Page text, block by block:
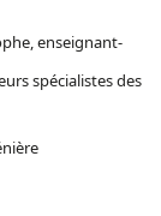
enseignant-
spécialistes des